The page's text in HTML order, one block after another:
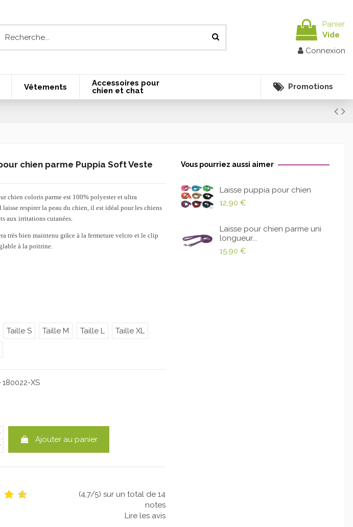
Panier
Vide
Connexion
Vêtements
Accessoires pour
chien et chat
Promotions
chien parme Puppia Soft Veste
chien coloris parme est 100% polyester et ultra
respirer la peau du chien, il est idéal pour les chiens
aux irritations cutanées.
très bien maintenu grâce à la fermeture velcro et le clip
à la poitrine.
Taille S Taille M Taille L Taille XL
180022-XS
Ajouter au panier
(4,7/5) sur un total de 14
notes
Lire les avis
Vous pourriez aussi aimer
Laisse puppia pour chien
12,90 €
Laisse pour chien parme uni
longueur...
15,90 €